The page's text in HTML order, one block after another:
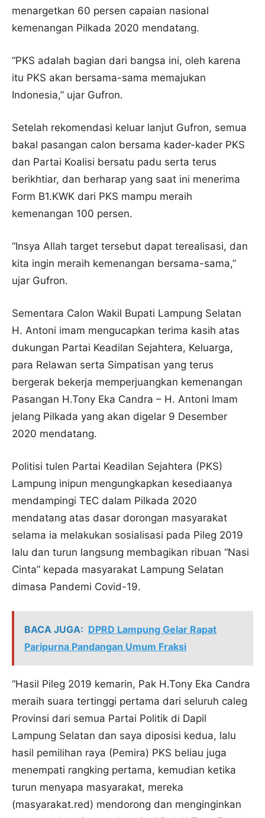
menargetkan 60 persen capaian nasional
kemenangan Pilkada 2020 mendatang.
“PKS adalah bagian dari bangsa ini, oleh karena
itu PKS akan bersama-sama memajukan
Indonesia,” ujar Gufron.
Setelah rekomendasi keluar lanjut Gufron, semua
bakal pasangan calon bersama kader-kader PKS
dan Partai Koalisi bersatu padu serta terus
berikhtiar, dan berharap yang saat ini menerima
Form B1.KWK dari PKS mampu meraih
kemenangan 100 persen.
“Insya Allah target tersebut dapat terealisasi, dan
kita ingin meraih kemenangan bersama-sama,”
ujar Gufron.
Sementara Calon Wakil Bupati Lampung Selatan
H. Antoni imam mengucapkan terima kasih atas
dukungan Partai Keadilan Sejahtera, Keluarga,
para Relawan serta Simpatisan yang terus
bergerak bekerja memperjuangkan kemenangan
Pasangan H.Tony Eka Candra – H. Antoni Imam
jelang Pilkada yang akan digelar 9 Desember
2020 mendatang.
Politisi tulen Partai Keadilan Sejahtera (PKS)
Lampung inipun mengungkapkan kesediaanya
mendampingi TEC dalam Pilkada 2020
mendatang atas dasar dorongan masyarakat
selama ia melakukan sosialisasi pada Pileg 2019
lalu dan turun langsung membagikan ribuan “Nasi
Cinta” kepada masyarakat Lampung Selatan
dimasa Pandemi Covid-19.
BACA JUGA: DPRD Lampung Gelar Rapat
Paripurna Pandangan Umum Fraksi
“Hasil Pileg 2019 kemarin, Pak H.Tony Eka Candra
meraih suara tertinggi pertama dari seluruh caleg
Provinsi dari semua Partai Politik di Dapil
Lampung Selatan dan saya diposisi kedua, lalu
hasil pemilihan raya (Pemira) PKS beliau juga
menempati rangking pertama, kemudian ketika
turun menyapa masyarakat, mereka
(masyarakat.red) mendorong dan menginginkan